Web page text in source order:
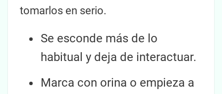
tomarlos en serio.
Se esconde más de lo
habitual y deja de interactuar.
Marca con orina o empieza a